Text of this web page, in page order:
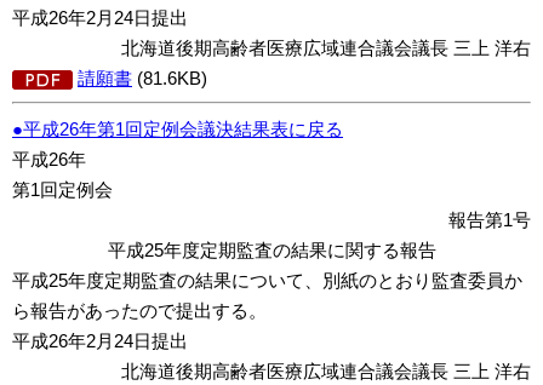
平成26年2月24日提出
北海道後期高齢者医療広域連合議会議長 三上 洋右
請願書 (81.6KB)
●平成26年第1回定例会議決結果表に戻る
平成26年
第1回定例会
報告第1号
平成25年度定期監査の結果に関する報告
平成25年度定期監査の結果について、別紙のとおり監査委員か
ら報告があったので提出する。
平成26年2月24日提出
北海道後期高齢者医療広域連合議会議長 三上 洋右